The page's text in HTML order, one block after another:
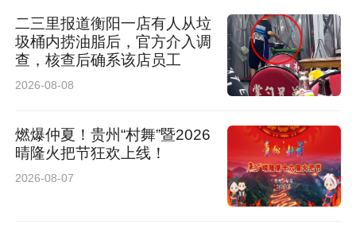
二三里报道衡阳一店有人从垃
圾桶内捞油脂后，官方介入调
查，核查后确系该店员工
2026-08-08
燃爆仲夏！贵州“村舞”暨2026
晴隆火把节狂欢上线！
2026-08-07